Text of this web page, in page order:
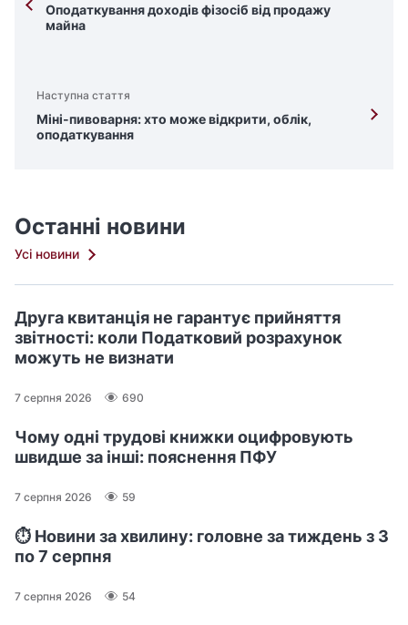
Оподаткування доходів фізосіб від продажу
майна
Наступна стаття
Міні-пивоварня: хто може відкрити, облік,
оподаткування
Останні новини
Усі новини
Друга квитанція не гарантує прийняття
звітності: коли Податковий розрахунок
можуть не визнати
7 серпня 2026 690
Чому одні трудові книжки оцифровують
швидше за інші: пояснення ПФУ
7 серпня 2026 59
⏱️ Новини за хвилину: головне за тиждень з 3
по 7 серпня
7 серпня 2026 54